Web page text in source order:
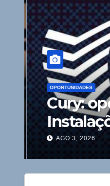
OPORTUNIDADES
Cury:
AGO 3, 2026